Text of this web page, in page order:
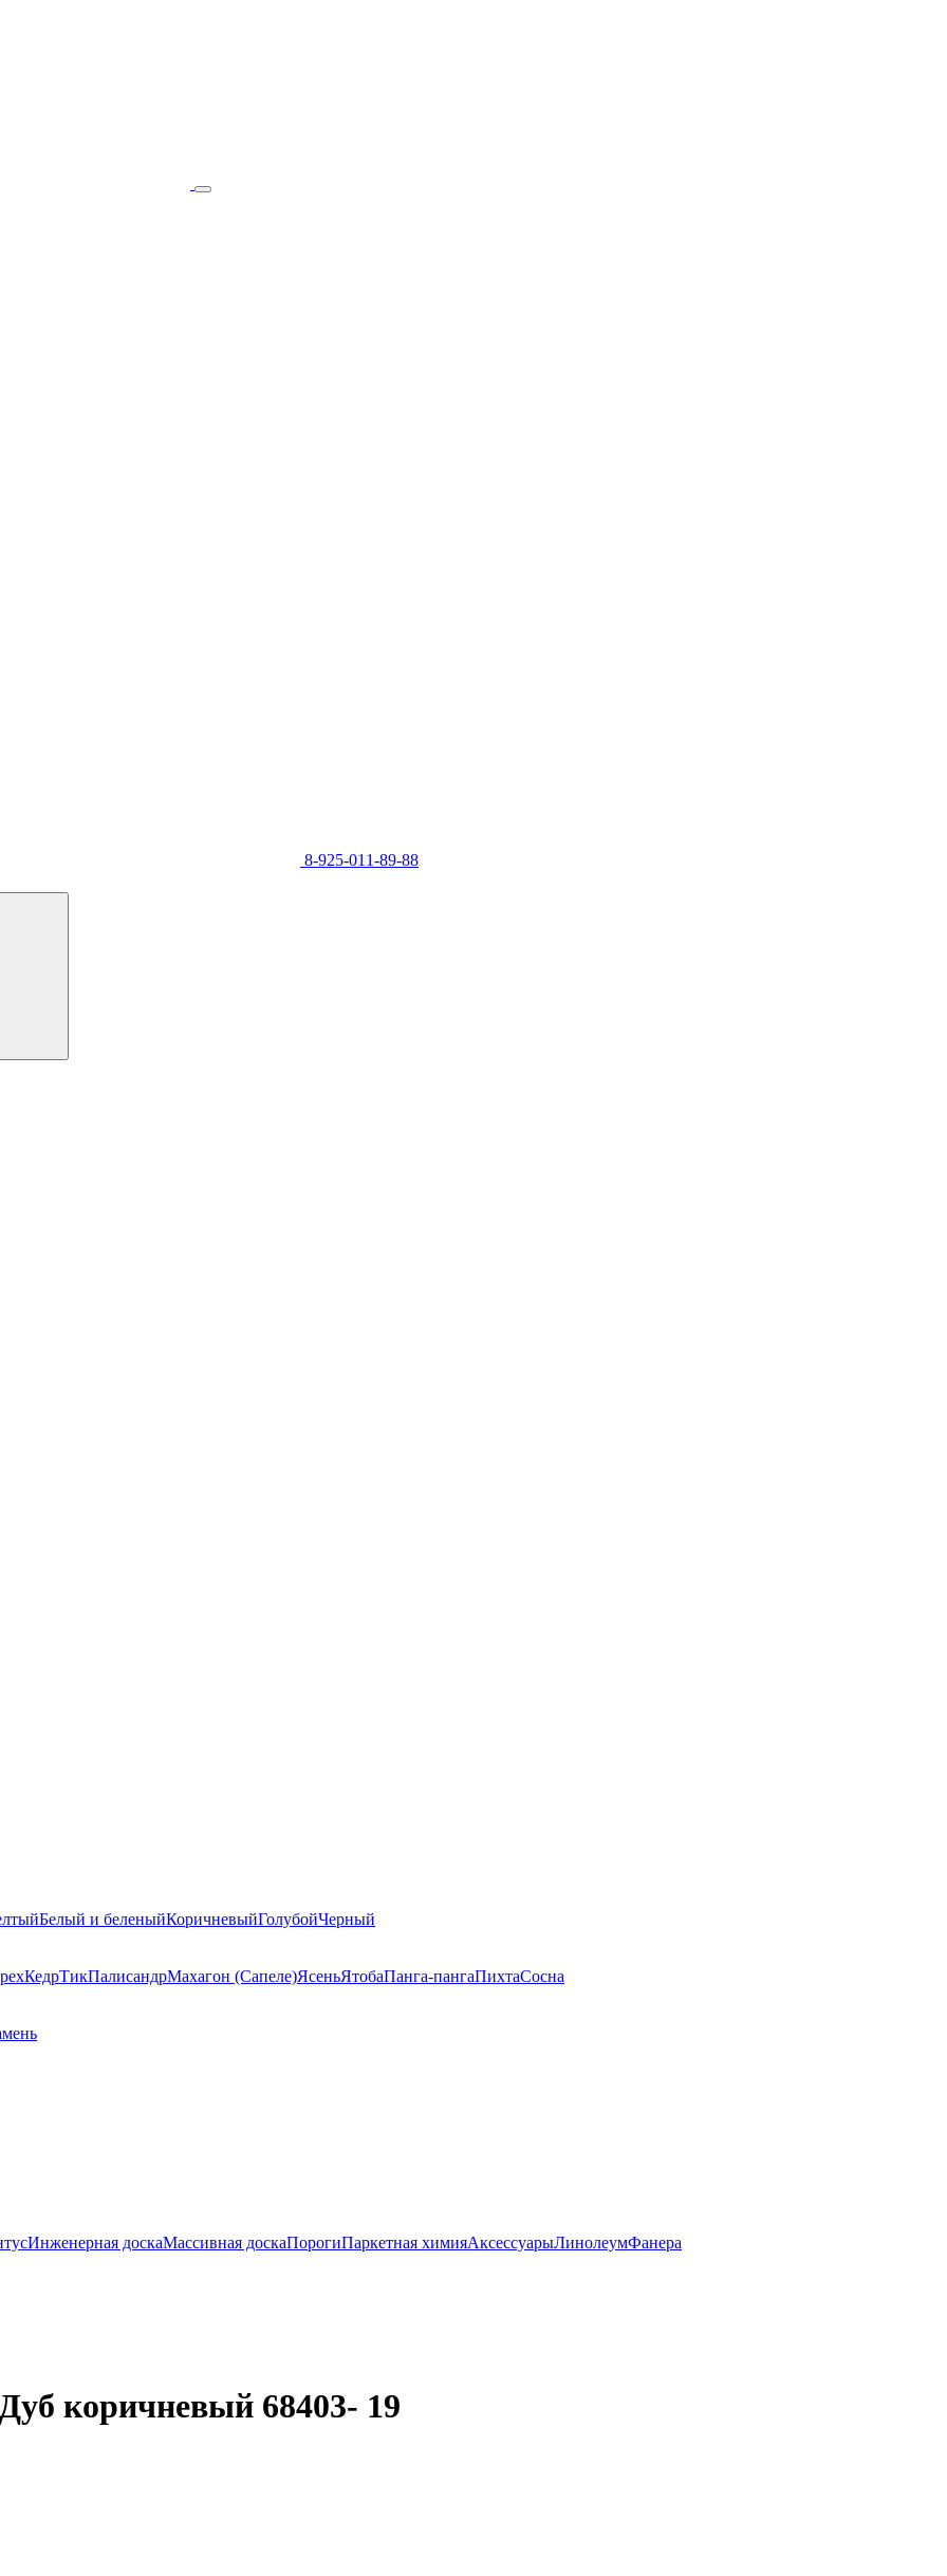
8-925-011-89-88
Белый и беленыйКоричневыйГолубойЧерный
КедрТикПалисандрМахагон (Сапеле)ЯсеньЯтобаПанга-пангаПихтаСосна
Инженерная доскаМассивная доскаПорогиПаркетная химияАксессуарыЛинолеумФанера
коричневый 68403- 19